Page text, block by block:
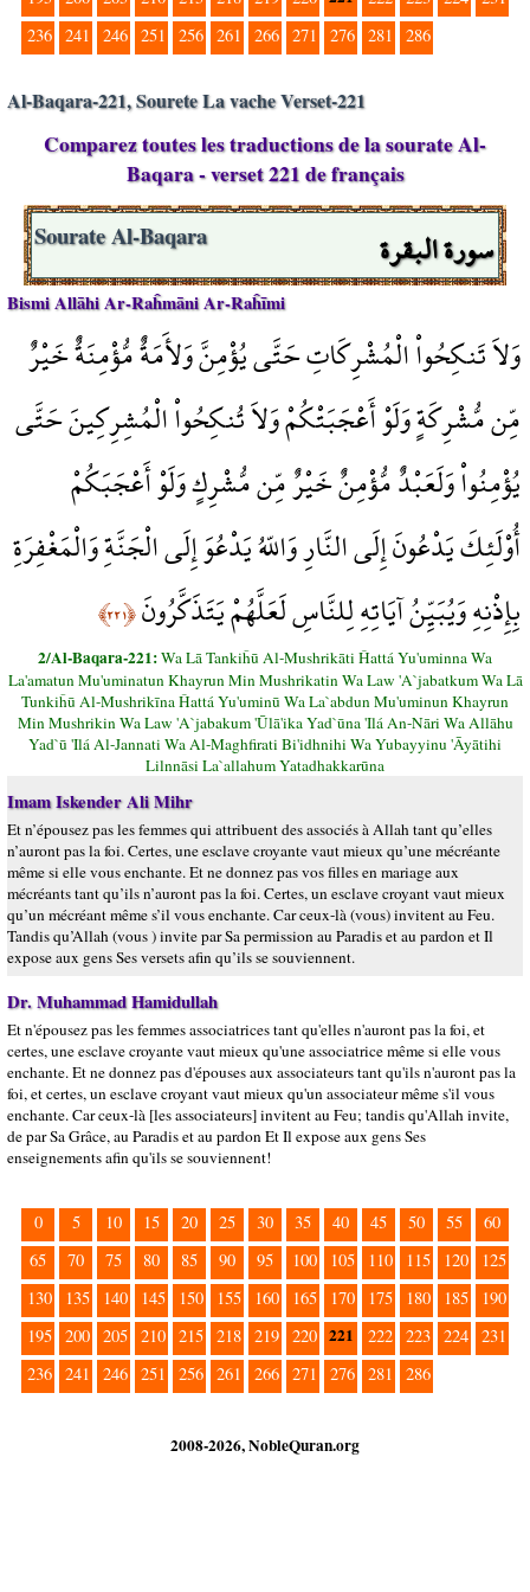
236 241 246 251 256 261 266 271 276 281 286
Al-Baqara-221, Sourete La vache Verset-221
Comparez toutes les traductions de la sourate Al-
Baqara - verset 221 de français
سورة البقرة Sourate Al-Baqara
Bismi Allāhi Ar-Raĥmāni Ar-Raĥīmi
وَلاَ تَنكِحُواْ الْمُشْرِكَاتِ حَتَّى يُؤْمِنَّ وَلأَمَةٌ مُّؤْمِنَةٌ خَيْرٌ
مِّن مُّشْرِكَةٍ وَلَوْ أَعْجَبَتْكُمْ وَلاَ تُنكِحُواْ الْمُشِرِكِينَ حَتَّى
يُؤْمِنُواْ وَلَعَبْدٌ مُّؤْمِنٌ خَيْرٌ مِّن مُّشْرِكٍ وَلَوْ أَعْجَبَكُمْ
أُوْلَئِكَ يَدْعُونَ إِلَى النَّارِ وَاللّهُ يَدْعُوَ إِلَى الْجَنَّةِ وَالْمَغْفِرَةِ
بِإِذْنِهِ وَيُبَيِّنُ آيَاتِهِ لِلنَّاسِ لَعَلَّهُمْ يَتَذَكَّرُونَ﴿٢٢١﴾
2/Al-Baqara-221:Wa Lā Tankiĥū Al-Mushrikāti Ĥattá Yu'uminna Wa
La'amatun Mu'uminatun Khayrun Min Mushrikatin Wa Law 'A`jabatkum Wa Lā
Tunkiĥū Al-Mushrikīna Ĥattá Yu'uminū Wa La`abdun Mu'uminun Khayrun
Min Mushrikin Wa Law 'A`jabakum 'Ūlā'ika Yad`ūna 'Ilá An-Nāri Wa Allāhu
Yad`ū 'Ilá Al-Jannati Wa Al-Maghfirati Bi'idhnihi Wa Yubayyinu 'Āyātihi
Lilnnāsi La`allahum Yatadhakkarūna
Imam Iskender Ali Mihr
Et n’épousez pas les femmes qui attribuent des associés à Allah tant qu’elles
n’auront pas la foi. Certes, une esclave croyante vaut mieux qu’une mécréante
même si elle vous enchante. Et ne donnez pas vos filles en mariage aux
mécréants tant qu’ils n’auront pas la foi. Certes, un esclave croyant vaut mieux
qu’un mécréant même s’il vous enchante. Car ceux-là (vous) invitent au Feu.
Tandis qu’Allah (vous ) invite par Sa permission au Paradis et au pardon et Il
expose aux gens Ses versets afin qu’ils se souviennent.
Dr. Muhammad Hamidullah
Et n'épousez pas les femmes associatrices tant qu'elles n'auront pas la foi, et
certes, une esclave croyante vaut mieux qu'une associatrice même si elle vous
enchante. Et ne donnez pas d'épouses aux associateurs tant qu'ils n'auront pas la
foi, et certes, un esclave croyant vaut mieux qu'un associateur même s'il vous
enchante. Car ceux-là [les associateurs] invitent au Feu; tandis qu'Allah invite,
de par Sa Grâce, au Paradis et au pardon Et Il expose aux gens Ses
enseignements afin qu'ils se souviennent!
0 5 10 15 20 25 30 35 40 45 50 55
60
65
70 75 80 85 90 95 100 105 110 115 120
125
130
135 140 145 150 155 160 165 170 175 180 185
190
195 200 205 210 215 218 219 220 221 222 223 224 231
236 241 246 251 256 261 266 271 276 281 286
2008-2026, NobleQuran.org